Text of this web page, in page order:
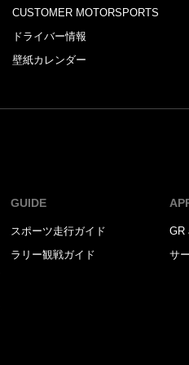
CUSTOMER MOTORSPORTS
ドライバー情報
壁紙カレンダー
GUIDE
スポーツ走行ガイド
ラリー観戦ガイド
GR
サ